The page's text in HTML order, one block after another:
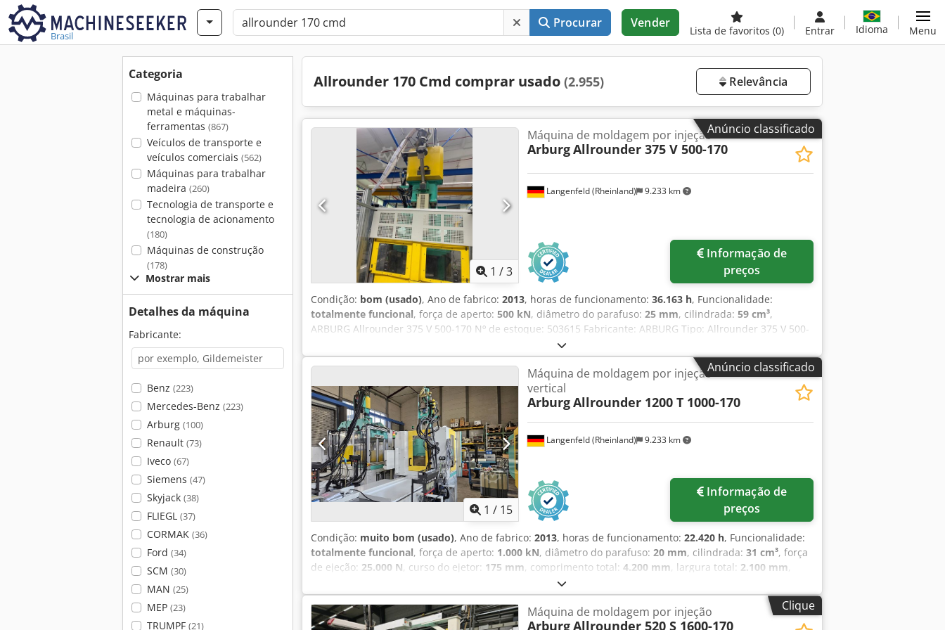
Brasil
Procurar Vender
Lista de favoritos (0) Entrar Idioma Menu
Categoria
Máquinas para trabalhar
metal e máquinas-
ferramentas (867)
Veículos de transporte e
veículos comerciais (562)
Máquinas para trabalhar
madeira (260)
Tecnologia de transporte e
tecnologia de acionamento
(180)
Máquinas de construção
(178)
Mostrar mais
Detalhes da máquina
Fabricante:
Benz (223)
Mercedes-Benz (223)
Arburg (100)
Renault (73)
Iveco (67)
Siemens (47)
Skyjack (38)
FLIEGL (37)
CORMAK (36)
Ford (34)
SCM (30)
MAN (25)
MEP (23)
TRUMPF (21)
Allrounder 170 Cmd comprar usado (2.955) Relevância
Anúncio classificado
1 /3
Langenfeld (Rheinland) 9.233 km
Máquina de moldagem por injeção
ArburgAllrounder 375 V 500-170
preços
Condição: bom (usado), Ano de fabrico: 2013, horas de funcionamento: 36.163 h, Funcionalidade:
totalmente funcional, força de aperto: 500 kN, diâmetro do parafuso: 25 mm, cilindrada: 59 cm³,
ARBURG Allrounder 375 V 500-170 Nº de estoque: 503615 Fabricante: ARBURG Tipo: Allrounder 375 V 500-
170 Comando: Selogica-direto Ano de fabricação: 2013 Horas de operação: 36.163 h Dados técnicos lado
de fechamento Força de fechamento: 500 kN Altura mínima de instalação: 200 mm Altura máxima de
instalação: 550 mm Distância máxima entre placas: 302 mm Curso de abertura: 225 mm Diâmetro da
mesa rotativa: 900 mm Força do extrator: 70 kN Centragem do prato móvel: Ø125 mm Peso do molde: 230
kg Dados técnicos lado de injeção Diâmetro do fuso: 25 mm Volume de injeção: 59 ccm Pressão de injeção:
2500 bar Comprimento do fuso: 24 l/d Rotação do fuso: 35 min⁻¹ Torque do fuso: 210 Nm Número de
zonas de aquecimento: 5 Dimensões e peso Dimensões da máquina (CxLxA): 3 m x 1,6 m x 3,48 m Peso
total: 3540 kg Equipamento Exibição em alemão Csdpfxoytdfij Ahijrf Mesa giratória Extração hidráulica de
núcleo 1x Máquina com bateria de água Máquina sem funil de material Elementos de nivelamento
Interface EUROMAP 67 para manuseio Interface EUROMAP 73 Interface para proteção da placa do extrator
Anúncio classificado
1 / 15
Langenfeld (Rheinland) 9.233 km
Máquina de moldagem por injeção
vertical
ArburgAllrounder 1200 T 1000-170
preços
Condição: muito bom (usado), Ano de fabrico: 2013, horas de funcionamento: 22.420 h, Funcionalidade:
totalmente funcional, força de aperto: 1.000 kN, diâmetro do parafuso: 20 mm, cilindrada: 31 cm³, força
de ejeção: 25.000 N, curso do ejetor: 175 mm, comprimento total: 4.200 mm, largura total: 2.100 mm,
trifásico
giratória:1.200 mm, Equipamento:documentação / manual, Durante a checagem, foi constatado que o
cilindro não atende mais aos nossos padrões de qualidade. Isso significa que você poderá escolher entre
uma unidade de 25, 30 ou 35 mm, que será adquirida individualmente para você. Nº de estoque: 503459
Clique
Máquina de moldagem por injeção
ArburgAllrounder 520 S 1600-170